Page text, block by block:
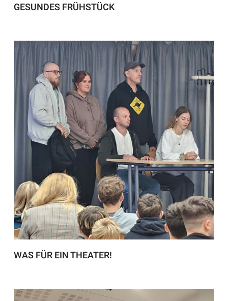
GESUNDES FRÜHSTÜCK
WAS FÜR EIN THEATER!